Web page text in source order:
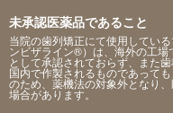
未承認医薬品であること
当院の歯列矯正にて使用してい
ンビザライン®）は、海外の工
として承認されておらず、また
国内で作製されるものであって
のため、薬機法の対象外となり
場合があります。